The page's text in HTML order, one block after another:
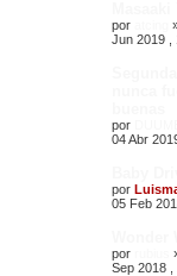
por
Jun 2019 ,
por
04 Abr
por
05 Feb
por
Sep 2018 ,